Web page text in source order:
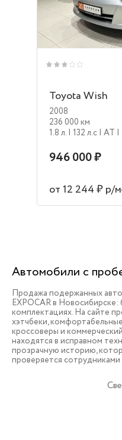
Toyota Wish
2008
236 000 км
1.8 л. | 132 л.c | AT |
946 000 ₽
от 12 244 ₽ р/
Автомобили с
Продажа подержанных
EXPOCAR в
комплектациях. На сайте
хэтчбеки,
кроссоверы и
находятся в исправном
прозрачную историю,
проверяется сотрудниками